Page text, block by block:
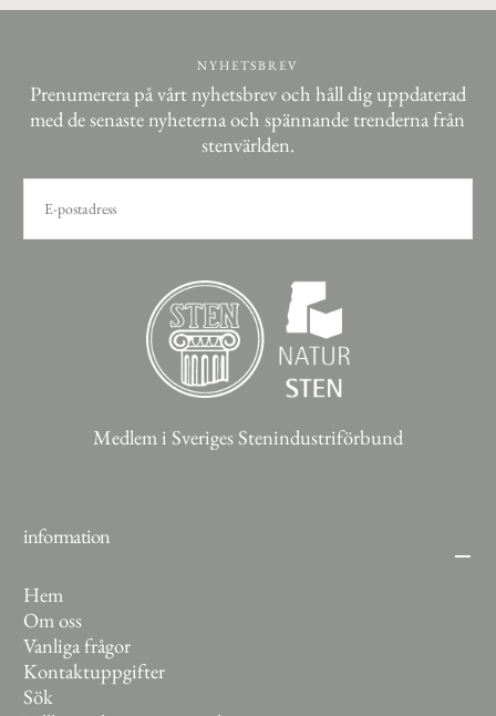
NYHETSBREV
Prenumerera på vårt nyhetsbrev och håll dig uppdaterad
med de senaste nyheterna och spännande trenderna från
stenvärlden.
POST
Medlem i Sveriges Stenindustriförbund
information
Hem
Om oss
Vanliga frågor
Kontaktuppgifter
Sök